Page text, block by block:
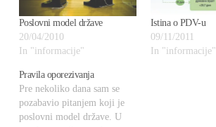
Poslovni model države
20/04/2010
In "informacije"
Istina o PDV-u
09/11/2011
In "informacije"
Pravila oporezivanja
Pre nekoliko dana sam se
pozabavio pitanjem koji je
poslovni model države. U